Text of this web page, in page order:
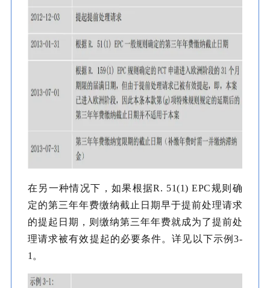
在另一种情况下，如果根据R. 51(1) EPC规则确
定的第三年年费缴纳截止日期早于提前处理请求
的提起日期，则缴纳第三年年费就成为了提前处
理请求被有效提起的必要条件。详见以下示例3-
1。